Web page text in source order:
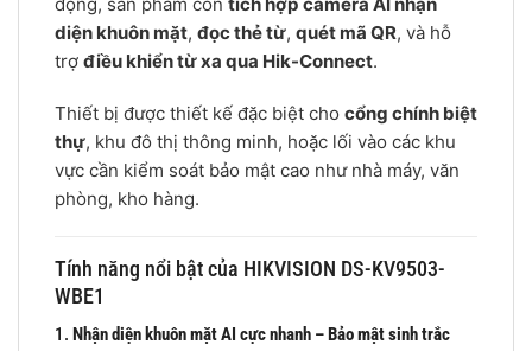
diện khuôn mặt, đọc thẻ từ, quét mã QR, và hỗ
trợ điều khiển từ xa qua Hik-Connect.
Thiết bị được thiết kế đặc biệt cho cổng chính biệt
thự, khu đô thị thông minh, hoặc lối vào các khu
vực cần kiểm soát bảo mật cao như nhà máy, văn
phòng, kho hàng.
Tính năng nổi bật của HIKVISION DS-KV9503-
WBE1
1. Nhận diện khuôn mặt AI cực nhanh – Bảo mật sinh trắc